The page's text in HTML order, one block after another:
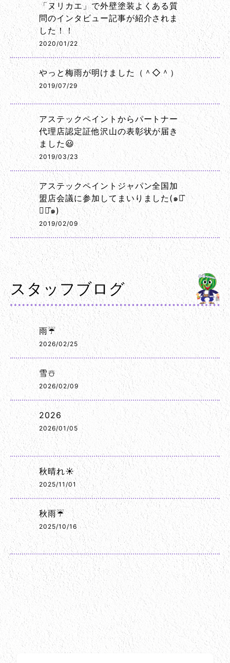
「ヌリカエ」で外壁塗装よくある質
問のインタビュー記事が紹介されま
した！！
2020/01/22
やっと梅雨が明けました（＾◇＾）
2019/07/29
アステックペイントからパートナー
代理店認定証他沢山の表彰状が届き
ました😃
2019/03/23
アステックペイントジャパン全国加
盟店会議に参加してまいりました(๑･̑
◡･̑๑)
2019/02/09
スタッフブログ
雨☔
2026/02/25
雪☃️
2026/02/09
2026
2026/01/05
秋晴れ☀️
2025/11/01
秋雨☔
2025/10/16